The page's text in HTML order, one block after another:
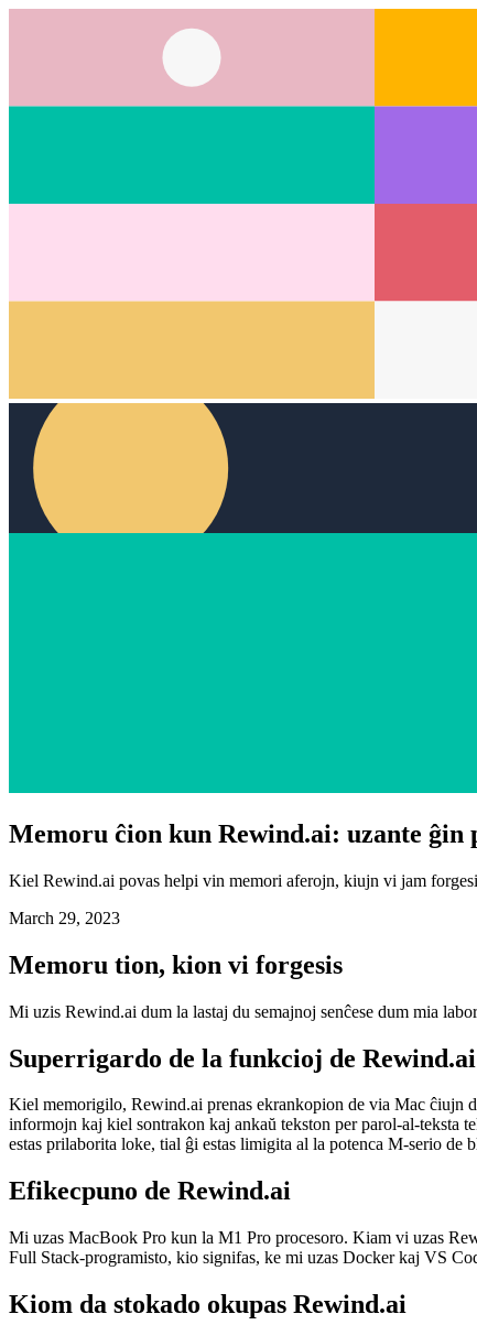
Memoru ĉion kun Rewind.ai: uzante ĝin
March 29, 2023
Memoru tion, kion vi forgesis
Mi uzis Rewind.ai dum la lastaj du semajnoj senĉese dum mia
Superrigardo de la funkcioj de Rewind.ai
Kiel memorigilo, Rewind.ai prenas ekrankopion de via Mac ĉiujn
informojn kaj kiel sontrakon kaj ankaŭ tekston per parol-al-teksta
estas prilaborita loke, tial ĝi estas limigita al la potenca M-serio de
Efikecpuno de Rewind.ai
Mi uzas MacBook Pro kun la M1 Pro procesoro. Kiam vi uzas
Full Stack-programisto, kio signifas, ke mi uzas Docker kaj VS